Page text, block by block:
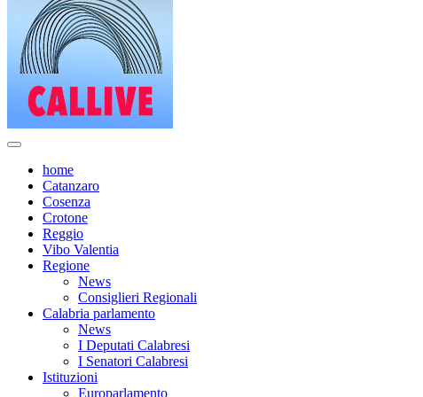
home
Catanzaro
Cosenza
Crotone
Reggio
Vibo Valentia
Regione
News
Consiglieri Regionali
Calabria parlamento
News
I Deputati Calabresi
I Senatori Calabresi
Istituzioni
Europarlamento